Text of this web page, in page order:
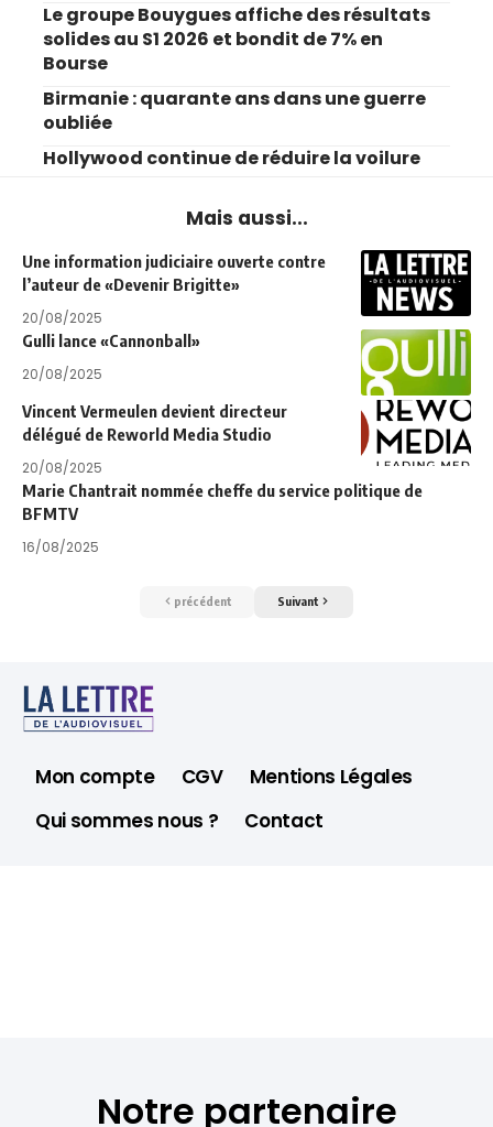
Le groupe Bouygues affiche des résultats
solides au S1 2026 et bondit de 7% en
Bourse
Birmanie : quarante ans dans une guerre
oubliée
Hollywood continue de réduire la voilure
Mais aussi...
Une information judiciaire ouverte contre
l’auteur de «Devenir Brigitte»
20/08/2025
Gulli lance «Cannonball»
20/08/2025
Vincent Vermeulen devient directeur
délégué de Reworld Media Studio
20/08/2025
Marie Chantrait nommée cheffe du service politique de
BFMTV
16/08/2025
précédent Suivant
Mon compte CGV
Mentions Légales
Qui sommes nous ?
Contact
Notre partenaire